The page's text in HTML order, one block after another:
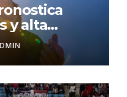
y alta
polvo del
sábado